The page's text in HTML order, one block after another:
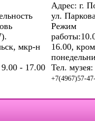
мкр-н
- 17.00
Адрес: г.
ул.
Режим
16.00,
Тел. музея:
+7(4967)57-